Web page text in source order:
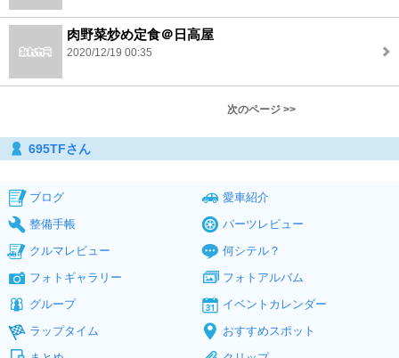
肉野菜炒め定食＠日高屋
2020/12/19 00:35
次のページ >>
695TFさん
ブログ
愛車紹介
整備手帳
パーツレビュー
クルマレビュー
何シテル？
フォトギャラリー
フォトアルバム
グループ
イベントカレンダー
ラップタイム
おすすめスポット